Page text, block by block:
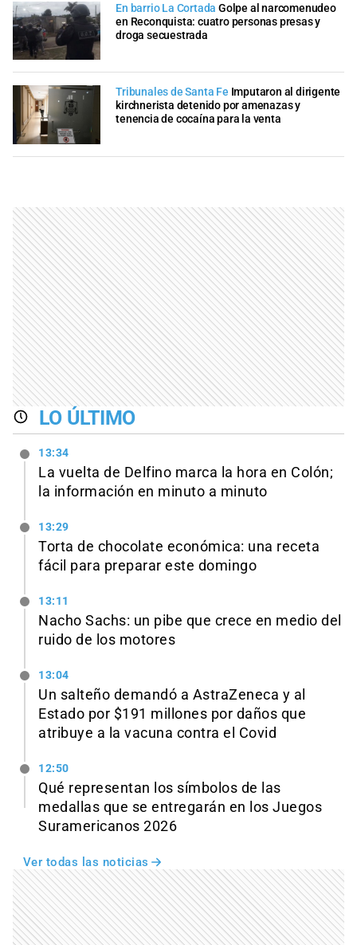
En barrio La Cortada Golpe al narcomenudeo
en Reconquista: cuatro personas presas y
droga secuestrada
Tribunales de Santa Fe Imputaron al dirigente
kirchnerista detenido por amenazas y
tenencia de cocaína para la venta
LO ÚLTIMO
13:34
La vuelta de Delfino marca la hora en Colón;
la información en minuto a minuto
13:29
Torta de chocolate económica: una receta
fácil para preparar este domingo
13:11
Nacho Sachs: un pibe que crece en medio del
ruido de los motores
13:04
Un salteño demandó a AstraZeneca y al
Estado por $191 millones por daños que
atribuye a la vacuna contra el Covid
12:50
Qué representan los símbolos de las
medallas que se entregarán en los Juegos
Suramericanos 2026
Ver todas las noticias